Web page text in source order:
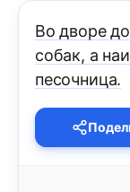
Во дворе
собак, а
песочница.